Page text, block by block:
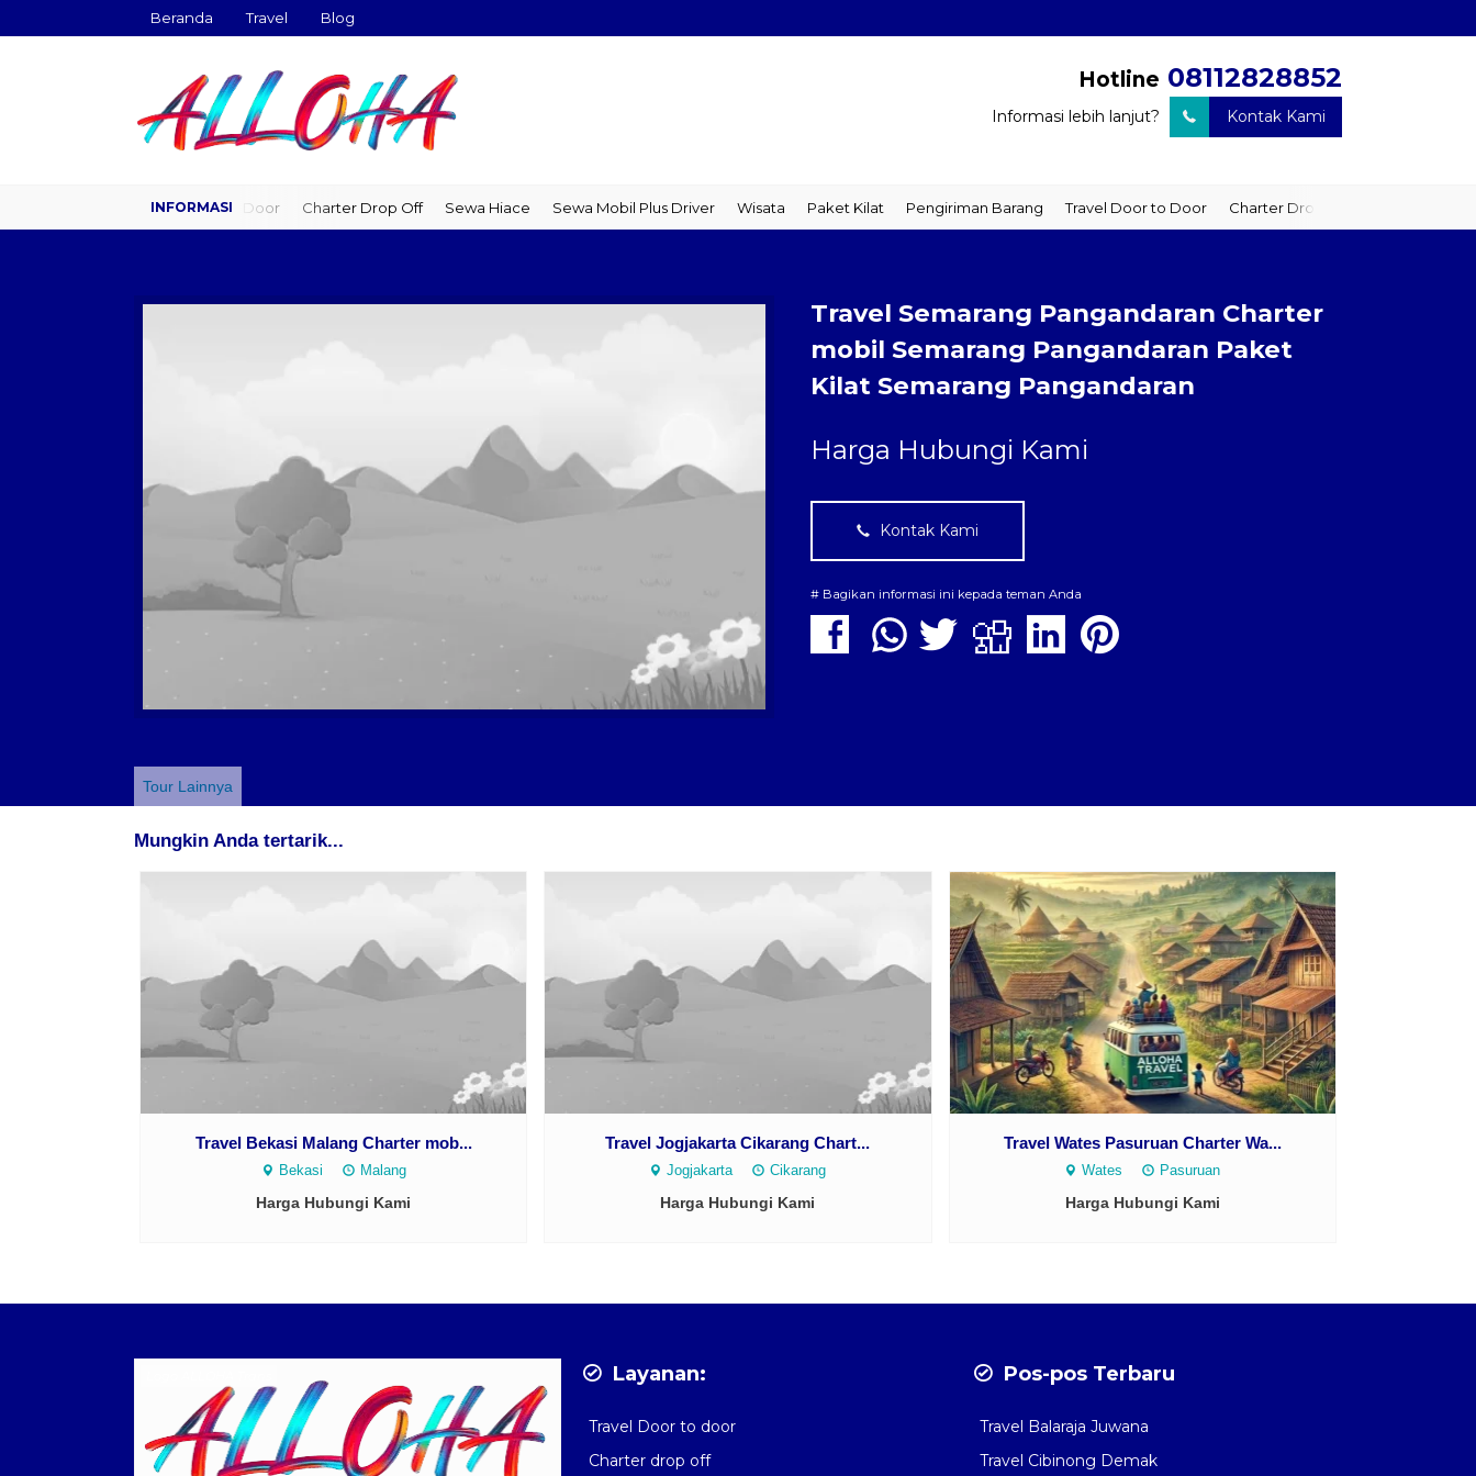
Beranda Travel Blog
Hotline 08112828852
Informasi lebih lanjut? Kontak Kami
Travel Door to Door Charter Drop Off Sewa Hiace Sewa Mobil Plus Driver Wisata Paket Kilat Pengiriman Barang Travel Door to Door Charter Drop Off
Travel Semarang Pangandaran Charter
mobil Semarang Pangandaran Paket
Kilat Semarang Pangandaran
Harga Hubungi Kami
Kontak Kami
# Bagikan informasi ini kepada teman Anda
Tour Lainnya
Mungkin Anda tertarik...
Travel Bekasi Malang Charter mob...
Bekasi Malang
Harga Hubungi Kami
Travel Jogjakarta Cikarang Chart...
Jogjakarta Cikarang
Harga Hubungi Kami
Travel Wates Pasuruan Charter Wa...
Wates Pasuruan
Harga Hubungi Kami
Layanan:
Travel Door to door
Charter drop off
Pos-pos Terbaru
Travel Balaraja Juwana
Travel Cibinong Demak